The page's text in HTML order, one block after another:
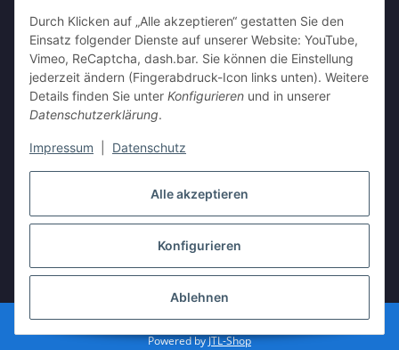
Alle akzeptieren
Konfigurieren
Ablehnen
Durch Klicken auf „Alle akzeptieren“ gestatten Sie den
Einsatz folgender Dienste auf unserer Website: YouTube,
Vimeo, ReCaptcha, dash.bar. Sie können die Einstellung
jederzeit ändern (Fingerabdruck-Icon links unten). Weitere
Details finden Sie unter Konfigurieren und in unserer
Datenschutzerklärung.
Impressum Datenschutz
GESETZLICHE INFORMATIONEN
INFORMATIONEN
Vertrag widerrufen
* Alle Preise inkl. gesetzlicher USt., zzgl.Versand
© vista-repair.de
Powered byJTL-Shop